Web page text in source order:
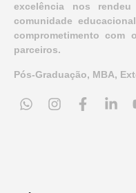
excelência nos
comunidade
comprometimento com
parceiros.
Pós-Graduação, MBA,